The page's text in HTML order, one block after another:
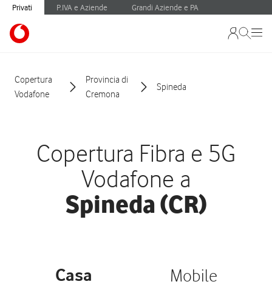
Privati P.IVA e Aziende Grandi Aziende e PA
Copertura
Vodafone
Provincia di
Cremona
Spineda
Copertura Fibra e 5G
Vodafone a
Spineda (CR)
Casa Mobile